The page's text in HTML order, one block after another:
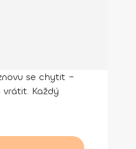
se chytit –
Každý